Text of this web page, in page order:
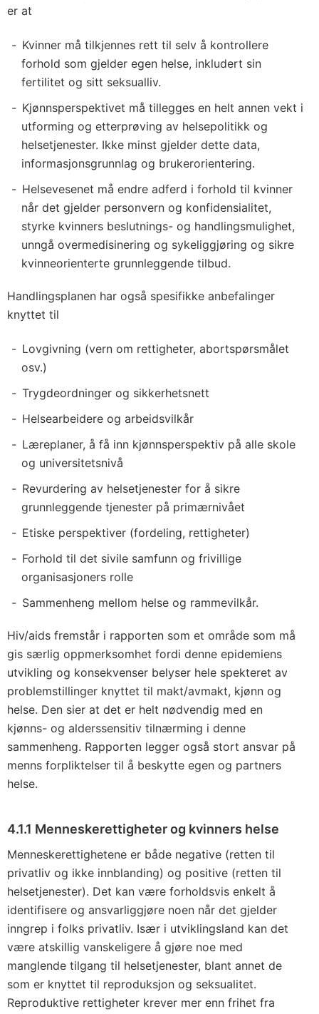
er at
Kvinner må tilkjennes rett til selv å kontrollere
forhold som gjelder egen helse, inkludert sin
fertilitet og sitt seksualliv.
Kjønnsperspektivet må tillegges en helt annen vekt i
utforming og etterprøving av helsepolitikk og
helsetjenester. Ikke minst gjelder dette data,
informasjonsgrunnlag og brukerorientering.
Helsevesenet må endre adferd i forhold til kvinner
når det gjelder personvern og konfidensialitet,
styrke kvinners beslutnings- og handlingsmulighet,
unngå overmedisinering og sykeliggjøring og sikre
kvinneorienterte grunnleggende tilbud.
Handlingsplanen har også spesifikke anbefalinger
knyttet til
Lovgivning (vern om rettigheter, abortspørsmålet
osv.)
Trygdeordninger og sikkerhetsnett
Helsearbeidere og arbeidsvilkår
Læreplaner, å få inn kjønnsperspektiv på alle skole
og universitetsnivå
Revurdering av helsetjenester for å sikre
grunnleggende tjenester på primærnivået
Etiske perspektiver (fordeling, rettigheter)
Forhold til det sivile samfunn og frivillige
organisasjoners rolle
Sammenheng mellom helse og rammevilkår.
Hiv/aids fremstår i rapporten som et område som må
gis særlig oppmerksomhet fordi denne epidemiens
utvikling og konsekvenser belyser hele spekteret av
problemstillinger knyttet til makt/avmakt, kjønn og
helse. Den sier at det er helt nødvendig med en
kjønns- og alderssensitiv tilnærming i denne
sammenheng. Rapporten legger også stort ansvar på
menns forpliktelser til å beskytte egen og partners
helse.
4.1.1 Menneskerettigheter og kvinners helse
Menneskerettighetene er både negative (retten til
privatliv og ikke innblanding) og positive (retten til
helsetjenester). Det kan være forholdsvis enkelt å
identifisere og ansvarliggjøre noen når det gjelder
inngrep i folks privatliv. Især i utviklingsland kan det
være atskillig vanskeligere å gjøre noe med
manglende tilgang til helsetjenester, blant annet de
som er knyttet til reproduksjon og seksualitet.
Reproduktive rettigheter krever mer enn frihet fra